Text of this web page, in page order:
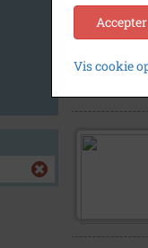
Vis cookie